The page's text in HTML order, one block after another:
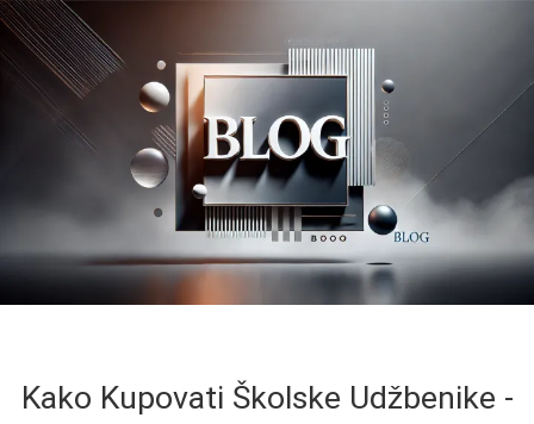
Kako Kupovati Školske Udžbenike -